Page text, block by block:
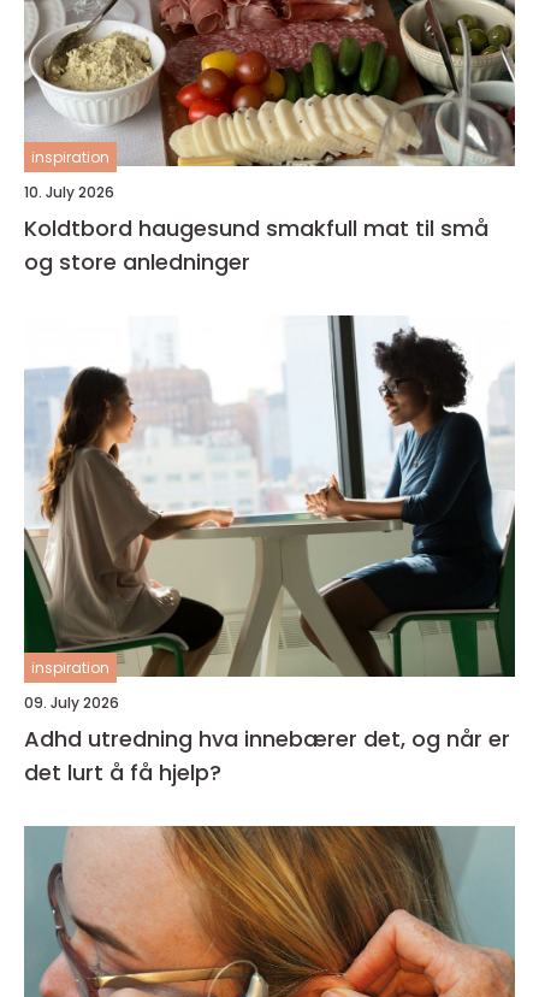
inspiration
10. July 2026
Koldtbord haugesund smakfull mat til små
og store anledninger
inspiration
09. July 2026
Adhd utredning hva innebærer det, og når er
det lurt å få hjelp?